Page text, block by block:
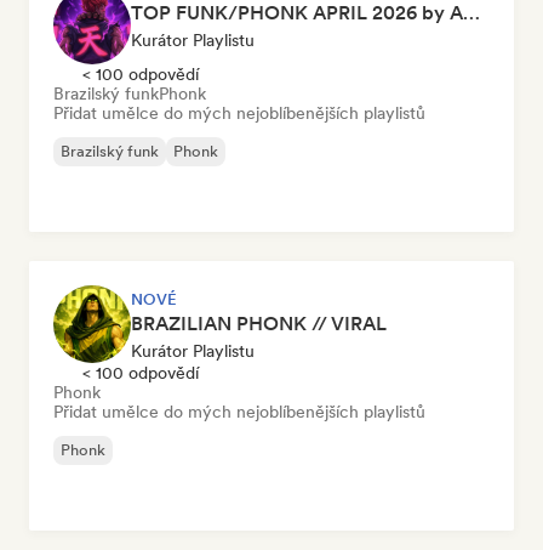
TOP FUNK/PHONK APRIL 2026 by Akuma Records
Kurátor Playlistu
< 100 odpovědí
Brazilský funkPhonk
Přidat umělce do mých nejoblíbenějších playlistů
Brazilský funk Phonk
NOVÉ
BRAZILIAN PHONK // VIRAL
Kurátor Playlistu
< 100 odpovědí
Phonk
Přidat umělce do mých nejoblíbenějších playlistů
Phonk